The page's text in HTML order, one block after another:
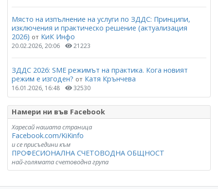
Място на изпълнение на услуги по ЗДДС: Принципи,
изключения и практическо решение (актуализация
2026) от КиК Инфо
20.02.2026, 20:06 21223
ЗДДС 2026: SME режимът на практика. Кога новият
режим е изгоден? от Катя Крънчева
16.01.2026, 16:48 32530
Намери ни във Facebook
Харесай нашата страница
Facebook.com/KiKinfo
и се присъедини към
ПРОФЕСИОНАЛНА СЧЕТОВОДНА ОБЩНОСТ
най-голямата счетоводна група